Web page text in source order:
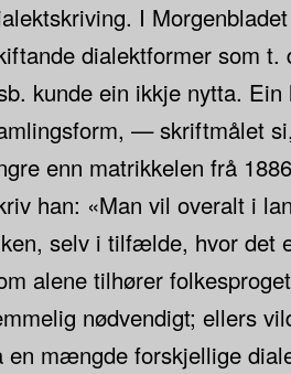
I
dialektformer som
kunde ein ikkje nytta. Ein
— skriftmålet
enn matrikkelen frå
han: «Man vil overalt i
selv i tilfælde, hvor det
alene tilhører
nødvendigt; ellers
en mængde forskjellige